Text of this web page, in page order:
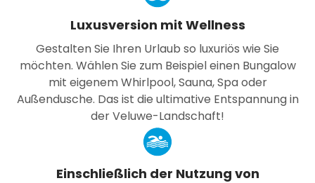
Luxusversion mit Wellness
Gestalten Sie Ihren Urlaub so luxuriös wie Sie
möchten. Wählen Sie zum Beispiel einen Bungalow
mit eigenem Whirlpool, Sauna, Spa oder
Außendusche. Das ist die ultimative Entspannung in
der Veluwe-Landschaft!
Einschließlich der Nutzung von